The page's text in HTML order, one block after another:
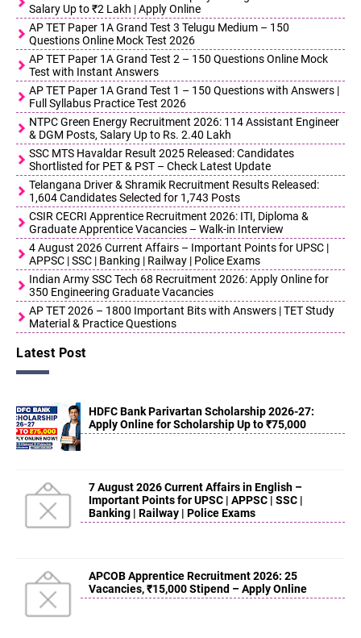
Salary Up to ₹2 Lakh | Apply Online
AP TET Paper 1A Grand Test 3 Telugu Medium – 150
Questions Online Mock Test 2026
AP TET Paper 1A Grand Test 2 – 150 Questions Online Mock
Test with Instant Answers
AP TET Paper 1A Grand Test 1 – 150 Questions with Answers |
Full Syllabus Practice Test 2026
NTPC Green Energy Recruitment 2026: 114 Assistant Engineer
& DGM Posts, Salary Up to Rs. 2.40 Lakh
SSC MTS Havaldar Result 2025 Released: Candidates
Shortlisted for PET & PST – Check Latest Update
Telangana Driver & Shramik Recruitment Results Released:
1,604 Candidates Selected for 1,743 Posts
CSIR CECRI Apprentice Recruitment 2026: ITI, Diploma &
Graduate Apprentice Vacancies – Walk-in Interview
4 August 2026 Current Affairs – Important Points for UPSC |
APPSC | SSC | Banking | Railway | Police Exams
Indian Army SSC Tech 68 Recruitment 2026: Apply Online for
350 Engineering Graduate Vacancies
AP TET 2026 – 1800 Important Bits with Answers | TET Study
Material & Practice Questions
Latest Post
HDFC Bank Parivartan Scholarship 2026-27:
Apply Online for Scholarship Up to ₹75,000
7 August 2026 Current Affairs in English –
Important Points for UPSC | APPSC | SSC |
Banking | Railway | Police Exams
APCOB Apprentice Recruitment 2026: 25
Vacancies, ₹15,000 Stipend – Apply Online